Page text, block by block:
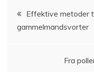
Effektive metoder
gammelmandsvorter
Fra